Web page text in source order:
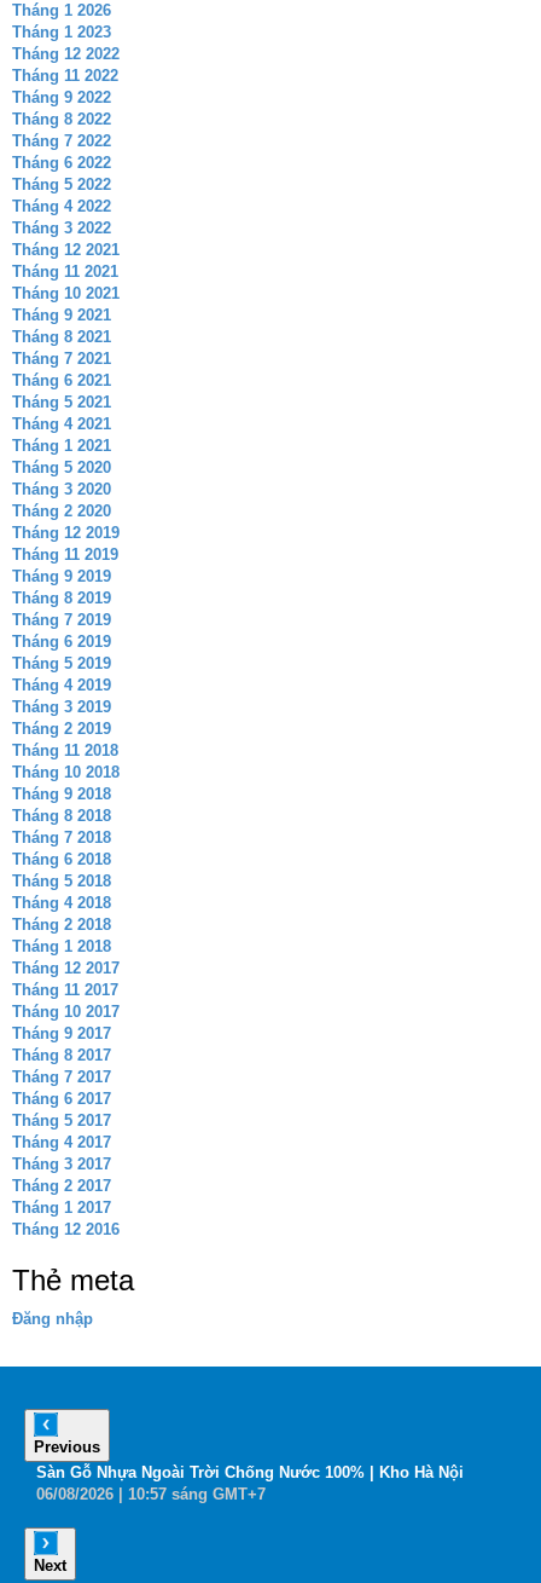
Tháng 1 2026
Tháng 1 2023
Tháng 12 2022
Tháng 11 2022
Tháng 9 2022
Tháng 8 2022
Tháng 7 2022
Tháng 6 2022
Tháng 5 2022
Tháng 4 2022
Tháng 3 2022
Tháng 12 2021
Tháng 11 2021
Tháng 10 2021
Tháng 9 2021
Tháng 8 2021
Tháng 7 2021
Tháng 6 2021
Tháng 5 2021
Tháng 4 2021
Tháng 1 2021
Tháng 5 2020
Tháng 3 2020
Tháng 2 2020
Tháng 12 2019
Tháng 11 2019
Tháng 9 2019
Tháng 8 2019
Tháng 7 2019
Tháng 6 2019
Tháng 5 2019
Tháng 4 2019
Tháng 3 2019
Tháng 2 2019
Tháng 11 2018
Tháng 10 2018
Tháng 9 2018
Tháng 8 2018
Tháng 7 2018
Tháng 6 2018
Tháng 5 2018
Tháng 4 2018
Tháng 2 2018
Tháng 1 2018
Tháng 12 2017
Tháng 11 2017
Tháng 10 2017
Tháng 9 2017
Tháng 8 2017
Tháng 7 2017
Tháng 6 2017
Tháng 5 2017
Tháng 4 2017
Tháng 3 2017
Tháng 2 2017
Tháng 1 2017
Tháng 12 2016
Thẻ meta
Đăng nhập
Previous
Sàn Gỗ Nhựa Ngoài Trời Chống Nước 100% | Kho Hà Nội
06/08/2026 | 10:57 sáng GMT+7
Next